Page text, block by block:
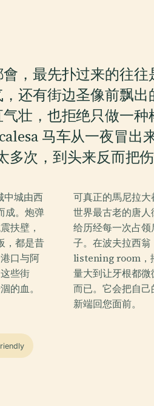
，最先扑过来的往
还有街边圣像前飘
壮，也拒绝只做一
马车从一夜冒出
次，到头来反而把伤
中城由西
成。炮弹
扶壁，
，都是昔
口与阿
些街
的血。
可真正的馬尼拉大
世界最古老的唐人
给历经每一次占
子。在波夫拉西
listening room，
量大到让牙根都
而已。它会把自
新端回您面前。